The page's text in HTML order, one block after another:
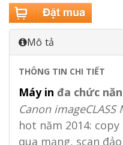
Mô tả
THÔNG TIN CHI TIẾT
Máy in đa chức
Canon imageCLASS
hot năm 2014:
qua mạng, scan